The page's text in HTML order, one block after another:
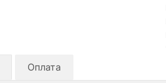
Оплата